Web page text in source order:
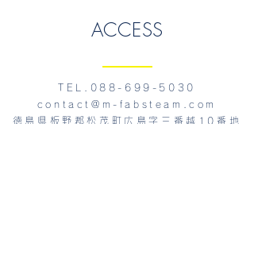
ACCESS
TEL.088-699-5030
contact@m-fabsteam.com
徳島県板野郡松茂町広島字三番越10番地